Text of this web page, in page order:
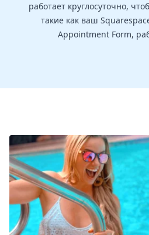
работает круглосуточно,
такие как ваш
Appointment Form,